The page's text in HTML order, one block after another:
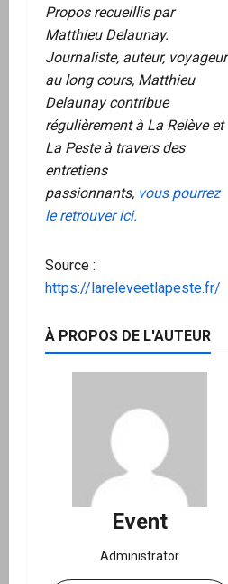
Propos recueillis par
Matthieu Delaunay.
Journaliste, auteur, voyageur
au long cours, Matthieu
Delaunay contribue
régulièrement à La Relève et
La Peste à travers des
entretiens
passionnants, vous pourrez
le retrouver ici.
Source :
https://lareleveetlapeste.fr/
À PROPOS DE L'AUTEUR
Event
Administrator